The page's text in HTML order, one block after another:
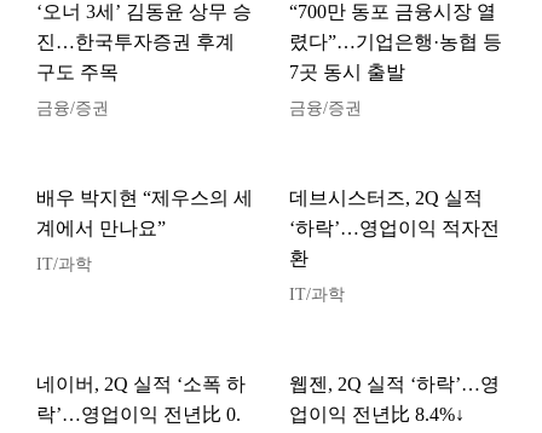
‘오너 3세’ 김동윤 상무 승
진…한국투자증권 후계
구도 주목
금융/증권
“700만 동포 금융시장 열
렸다”…기업은행·농협 등
7곳 동시 출발
금융/증권
배우 박지현 “제우스의 세
계에서 만나요”
IT/과학
데브시스터즈, 2Q 실적
‘하락’…영업이익 적자전
환
IT/과학
네이버, 2Q 실적 ‘소폭 하
락’…영업이익 전년比 0.
웹젠, 2Q 실적 ‘하락’…영
업이익 전년比 8.4%↓